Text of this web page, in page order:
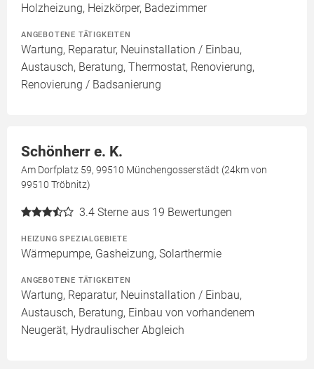
Holzheizung, Heizkörper, Badezimmer
ANGEBOTENE TÄTIGKEITEN
Wartung, Reparatur, Neuinstallation / Einbau,
Austausch, Beratung, Thermostat, Renovierung,
Renovierung / Badsanierung
Schönherr e. K.
Am Dorfplatz 59, 99510 Münchengosserstädt (24km von
99510 Tröbnitz)
3.4 Sterne aus 19 Bewertungen
HEIZUNG SPEZIALGEBIETE
Wärmepumpe, Gasheizung, Solarthermie
ANGEBOTENE TÄTIGKEITEN
Wartung, Reparatur, Neuinstallation / Einbau,
Austausch, Beratung, Einbau von vorhandenem
Neugerät, Hydraulischer Abgleich